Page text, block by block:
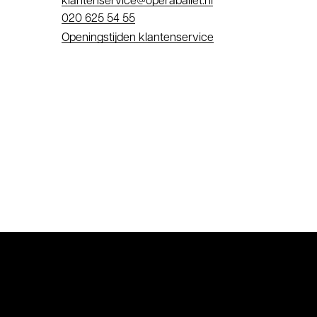
mail
Telefoonnummer
020 625 54 55
Openingstijden klantenservice